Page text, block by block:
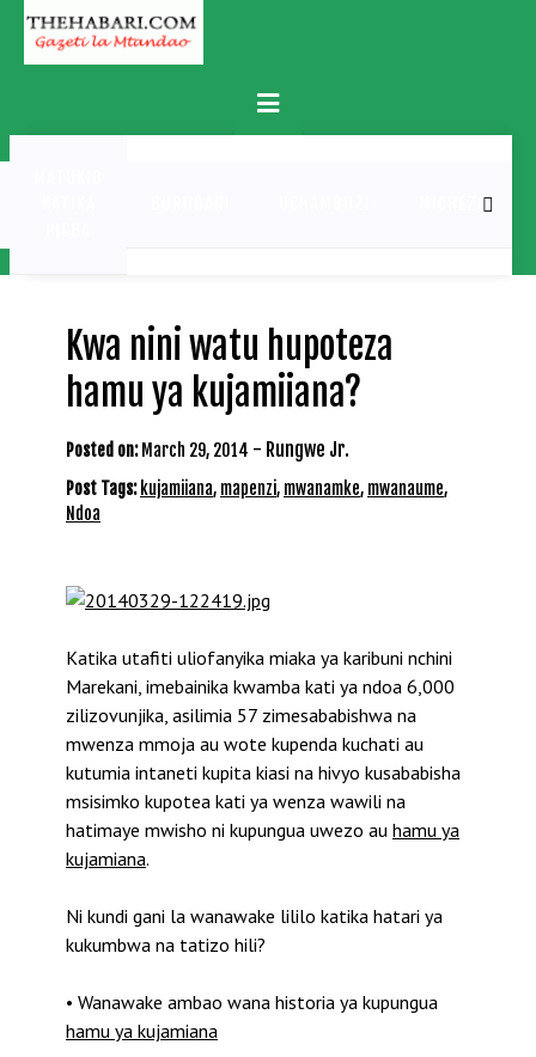
Skip
content
Primary
Menu
MICHEZO
Kwa nini watu hupoteza
hamu ya kujamiiana?
Posted on: March 29, 2014 - Rungwe Jr.
Post Tags: kujamiiana, mapenzi, mwanamke, mwanaume,
Ndoa
Katika utafiti uliofanyika miaka ya karibuni nchini
Marekani, imebainika kwamba kati ya ndoa 6,000
zilizovunjika, asilimia 57 zimesababishwa na
mwenza mmoja au wote kupenda kuchati au
kutumia intaneti kupita kiasi na hivyo kusababisha
msisimko kupotea kati ya wenza wawili na
hatimaye mwisho ni kupungua uwezo au hamu ya
kujamiana.
Ni kundi gani la wanawake lililo katika hatari ya
kukumbwa na tatizo hili?
• Wanawake ambao wana historia ya kupungua
hamu ya kujamiana